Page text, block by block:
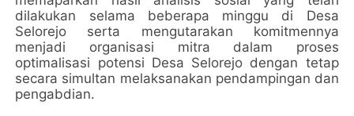
dilakukan selama beberapa minggu di Desa
Selorejo serta mengutarakan komitmennya
menjadi organisasi mitra dalam proses
optimalisasi potensi Desa Selorejo dengan tetap
secara simultan melaksanakan pendampingan dan
pengabdian.